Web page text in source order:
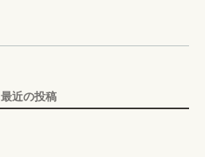
最近の投稿